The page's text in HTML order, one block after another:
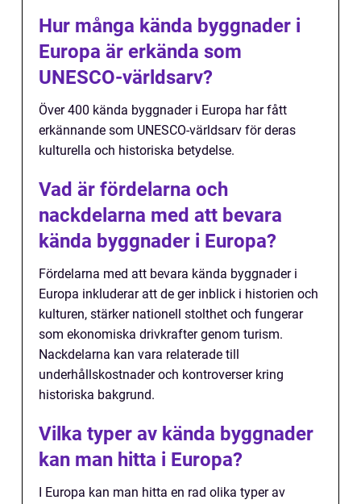
Hur många kända byggnader i
Europa är erkända som
UNESCO-världsarv?
Över 400 kända byggnader i Europa har fått
erkännande som UNESCO-världsarv för deras
kulturella och historiska betydelse.
Vad är fördelarna och
nackdelarna med att bevara
kända byggnader i Europa?
Fördelarna med att bevara kända byggnader i
Europa inkluderar att de ger inblick i historien och
kulturen, stärker nationell stolthet och fungerar
som ekonomiska drivkrafter genom turism.
Nackdelarna kan vara relaterade till
underhållskostnader och kontroverser kring
historiska bakgrund.
Vilka typer av kända byggnader
kan man hitta i Europa?
I Europa kan man hitta en rad olika typer av